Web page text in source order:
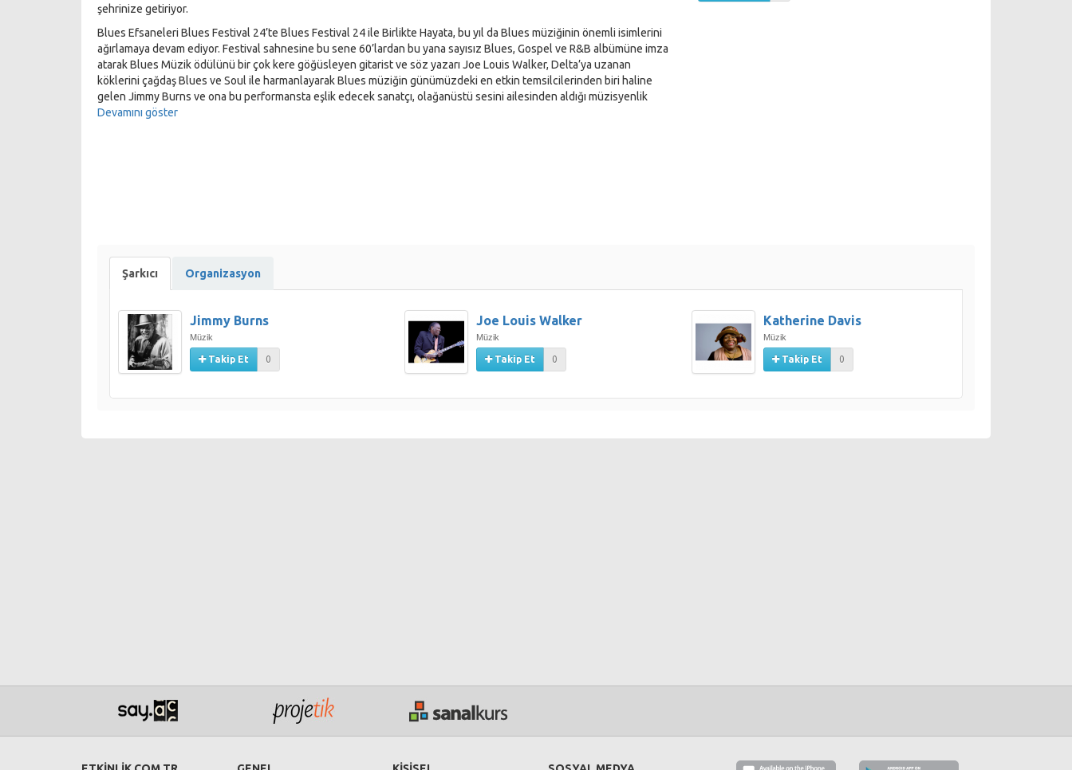
şehrinize getiriyor.
Blues Efsaneleri Blues Festival 24’te Blues Festival 24 ile Birlikte Hayata, bu yıl da Blues müziğinin önemli isimlerini
ağırlamaya devam ediyor. Festival sahnesine bu sene 60’lardan bu yana sayısız Blues, Gospel ve R&B albümüne imza
atarak Blues Müzik ödülünü bir çok kere göğüsleyen gitarist ve söz yazarı Joe Louis Walker, Delta’ya uzanan
köklerini çağdaş Blues ve Soul ile harmanlayarak Blues müziğin günümüzdeki en etkin temsilcilerinden biri haline
gelen Jimmy Burns ve ona bu performansta eşlik edecek sanatçı, olağanüstü sesini ailesinden aldığı müzisyenlik
geleneğiyle birleştirerek kendine özgü güçlü ve kalıcı tarz yaratan Katherine Davis olacak.
Devamını göster
Şarkıcı Organizasyon
Jimmy Burns
Müzik
Takip Et 0
Joe Louis Walker
Müzik
Takip Et 0
Katherine Davis
Müzik
Takip Et 0